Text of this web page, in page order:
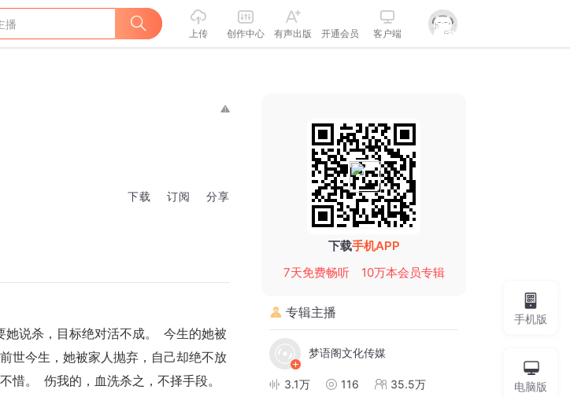
上传 创作中心 有声出版 开通会员 客户端
下载 订阅 分享
说杀，目标绝对活不成。  今生的她被
世今生，她被家人抛弃，自己却绝不放
惜。  伤我的，血洗杀之，不择手段。
下载手机APP
7天免费畅听
10万本会员专辑
专辑主播
梦语阁文化传媒
3.1万 116 35.5万
手机版
电脑版